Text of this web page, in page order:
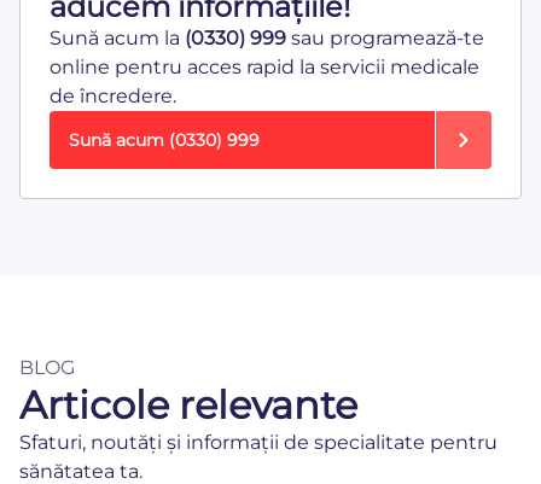
Sună acum la (0330) 999 sau programează-te
online pentru acces rapid la servicii medicale
de încredere.
Sună acum (0330) 999
BLOG
Articole relevante
Sfaturi, noutăți și informații de specialitate pentru
sănătatea ta.